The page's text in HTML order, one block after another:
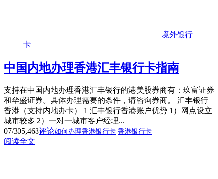
境外银行
卡
中国内地办理香港汇丰银行卡指南
支持在中国内地办理香港汇丰银行的港美股券商有：玖富证券
和华盛证券。具体办理需要的条件，请咨询券商。 汇丰银行
香港（支持内地办卡） 1 汇丰银行香港账户优势 1）网点设立
城市较多 2）一对一城市客户经理...
07/305,468评论如何办理香港银行卡 香港银行卡
阅读全文